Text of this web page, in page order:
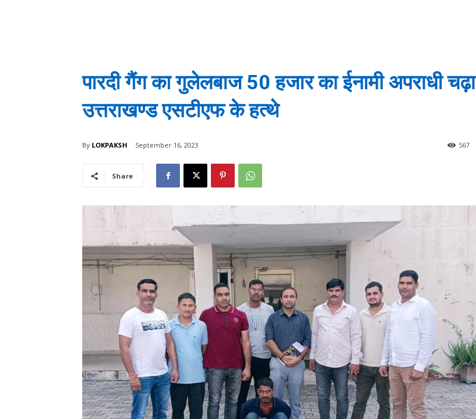
पारदी गैंग का गुलेलबाज 50 हजार का ईनामी अपराधी चढ़ा
उत्तराखण्ड एसटीएफ के हत्थे
By LOKPAKSH September 16, 2023 567
Share